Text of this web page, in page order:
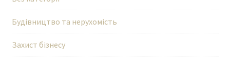
Будівництво та нерухомість
Захист бізнесу